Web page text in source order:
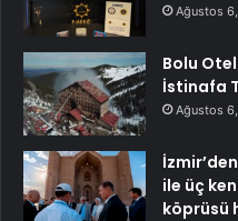
Ağustos
Bolu
İstinafa
Ağustos
ile üç
köprüsü